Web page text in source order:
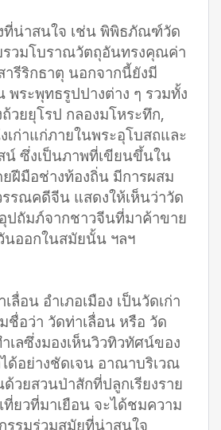
าสนใจ เช่น พิพิธภัณฑ์วัด
รวมโบราณวัตถุอันทรงคุณค่า
รีริกธาตุ นอกจากนี้ยังมี
พระพุทธรูปปางต่าง ๆ รวมทั้ง
ถ้วยยุโรป กลองมโหระทึก,
ก่าแก่ภายในพระอุโบสถและ
น์ ซึ่งเป็นภาพที่เขียนขึ้นใน
ฝีมือช่างท้องถิ่น มีการผสม
รณคดีจีน แสดงให้เห็นว่าวัด
ปถัมภ์จากชาวจีนที่มาค้าขาย
นออกในสมัยนั้น ฯลฯ
น อำเภอเมือง เป็นวัดเก่า
ชื่อว่า วัดท่าเลื่อน หรือ วัด
เลซึ่งมองเห็นวิวทิวทัศน์ของ
ด้อย่างชัดเจน อาณาบริเวณ
วยสวนป่าสักที่ปลูกเรียงราย
ที่ยวที่มาเยือน จะได้ชมความ
รรมร่วมสมัยที่น่าสนใจ